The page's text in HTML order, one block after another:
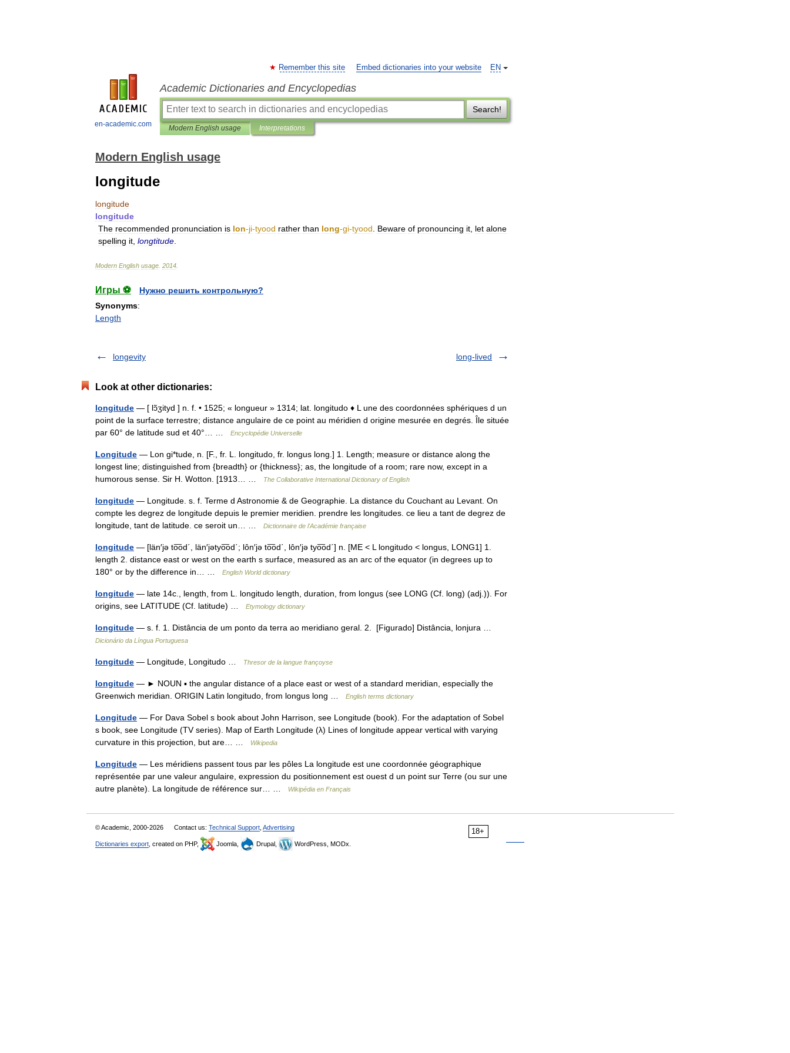
en-academic.com
EN
Remember this site Embed dictionaries into your website
Academic Dictionaries and Encyclopedias
Search!
Modern English usage Interpretations
Modern English usage
longitude
longitude
longitude
The recommended pronunciation is lon-ji-tyood rather than long-gi-tyood Beware of pronouncing it let alone
spelling it longtitude
Modern English usage 2014
Игры ⚽
Нужно решить контрольную?
Synonyms:
Length
longevity long-lived
Look at other dictionaries:
longitude — [ lɔ̃ʒityd ] n. f. • 1525; « longueur » 1314; lat. longitudo ♦ L une des coordonnées sphériques d un
point de la surface terrestre; distance angulaire de ce point au méridien d origine mesurée en degrés. Île située
par 60° de latitude sud et 40°… …
Encyclopédie Universelle
Longitude — Lon gi*tude, n. [F., fr. L. longitudo, fr. longus long.] 1. Length; measure or distance along the
longest line; distinguished from {breadth} or {thickness}; as, the longitude of a room; rare now, except in a
humorous sense. Sir H. Wotton. [1913… …
The Collaborative International Dictionary of English
longitude — Longitude. s. f. Terme d Astronomie & de Geographie. La distance du Couchant au Levant. On
compte les degrez de longitude depuis le premier meridien. prendre les longitudes. ce lieu a tant de degrez de
longitude, tant de latitude. ce seroit un… …
Dictionnaire de l'Académie française
longitude — [län′jə to͞od΄, län′jətyo͞od΄; lôn′jə to͞od΄, lôn′jə tyo͞od΄] n. [ME < L longitudo < longus, LONG1] 1.
length 2. distance east or west on the earth s surface, measured as an arc of the equator (in degrees up to
180° or by the difference in… …
English World dictionary
longitude — late 14c., length, from L. longitudo length, duration, from longus (see LONG (Cf. long) (adj.)). For
origins, see LATITUDE (Cf. latitude) …
Etymology dictionary
longitude — s. f. 1. Distância de um ponto da terra ao meridiano geral. 2. [Figurado] Distância, lonjura …
Dicionário da Língua Portuguesa
longitude — Longitude, Longitudo … Thresor de la langue françoyse
longitude — ► NOUN ▪ the angular distance of a place east or west of a standard meridian, especially the
Greenwich meridian. ORIGIN Latin longitudo, from longus long …
English terms dictionary
Longitude — For Dava Sobel s book about John Harrison, see Longitude (book). For the adaptation of Sobel
s book, see Longitude (TV series). Map of Earth Longitude (λ) Lines of longitude appear vertical with varying
curvature in this projection, but are… …
Wikipedia
Longitude — Les méridiens passent tous par les pôles La longitude est une coordonnée géographique
représentée par une valeur angulaire, expression du positionnement est ouest d un point sur Terre (ou sur une
autre planète). La longitude de référence sur… …
Wikipédia en Français
18+
© Academic, 2000-2026 Contact us: Technical Support Advertising
Dictionaries export , created on PHP, Joomla, Drupal, WordPress, MODx.